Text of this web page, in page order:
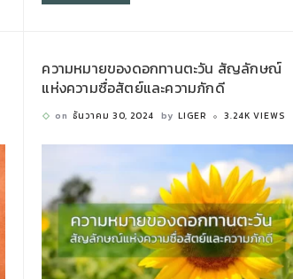
ความหมายของดอกทานตะวัน สัญลักษณ์
แห่งความซื่อสัตย์และความภักดี
on ธันวาคม 30, 2024 by LIGER 3.24K VIEWS